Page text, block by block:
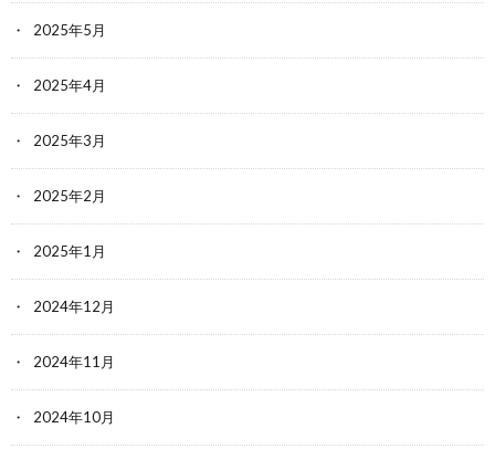
2025年5月
2025年4月
2025年3月
2025年2月
2025年1月
2024年12月
2024年11月
2024年10月